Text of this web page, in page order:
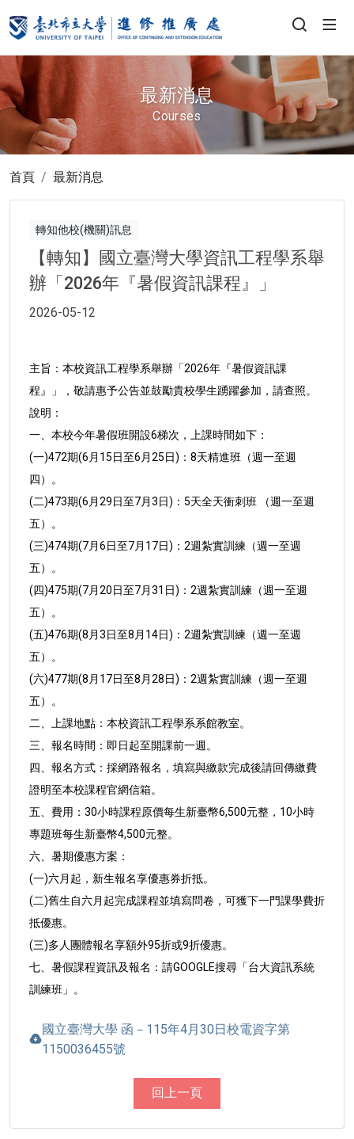
最新消息
Courses
首頁 最新消息
轉知他校(機關)訊息
【轉知】國立臺灣大學資訊工程學系舉
辦「2026年『暑假資訊課程』」
2026-05-12
主旨：本校資訊工程學系舉辦「2026年『暑假資訊課
程』」，敬請惠予公告並鼓勵貴校學生踴躍參加，請查照。
說明：
一、本校今年暑假班開設6梯次，上課時間如下：
(一)472期(6月15日至6月25日)：8天精進班（週一至週
四）。
(二)473期(6月29日至7月3日)：5天全天衝刺班 （週一至週
五）。
(三)474期(7月6日至7月17日)：2週紮實訓練（週一至週
五）。
(四)475期(7月20日至7月31日)：2週紮實訓練（週一至週
五）。
(五)476期(8月3日至8月14日)：2週紮實訓練（週一至週
五）。
(六)477期(8月17日至8月28日)：2週紮實訓練（週一至週
五）。
二、上課地點：本校資訊工程學系系館教室。
三、報名時間：即日起至開課前一週。
四、報名方式：採網路報名，填寫與繳款完成後請回傳繳費
證明至本校課程官網信箱。
五、費用：30小時課程原價每生新臺幣6,500元整，10小時
專題班每生新臺幣4,500元整。
六、暑期優惠方案：
(一)六月起，新生報名享優惠券折抵。
(二)舊生自六月起完成課程並填寫問卷，可獲下一門課學費折
抵優惠。
(三)多人團體報名享額外95折或9折優惠。
七、暑假課程資訊及報名：請GOOGLE搜尋「台大資訊系統
訓練班」。
國立臺灣大學 函－115年4月30日校電資字第
1150036455號
回上一頁